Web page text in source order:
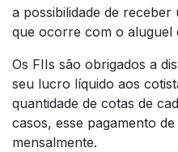
a possibilidade de
que ocorre com o aluguel
Os FIIs são obrigados a
seu lucro líquido aos
quantidade de cotas de
casos, esse pagamento
mensalmente.